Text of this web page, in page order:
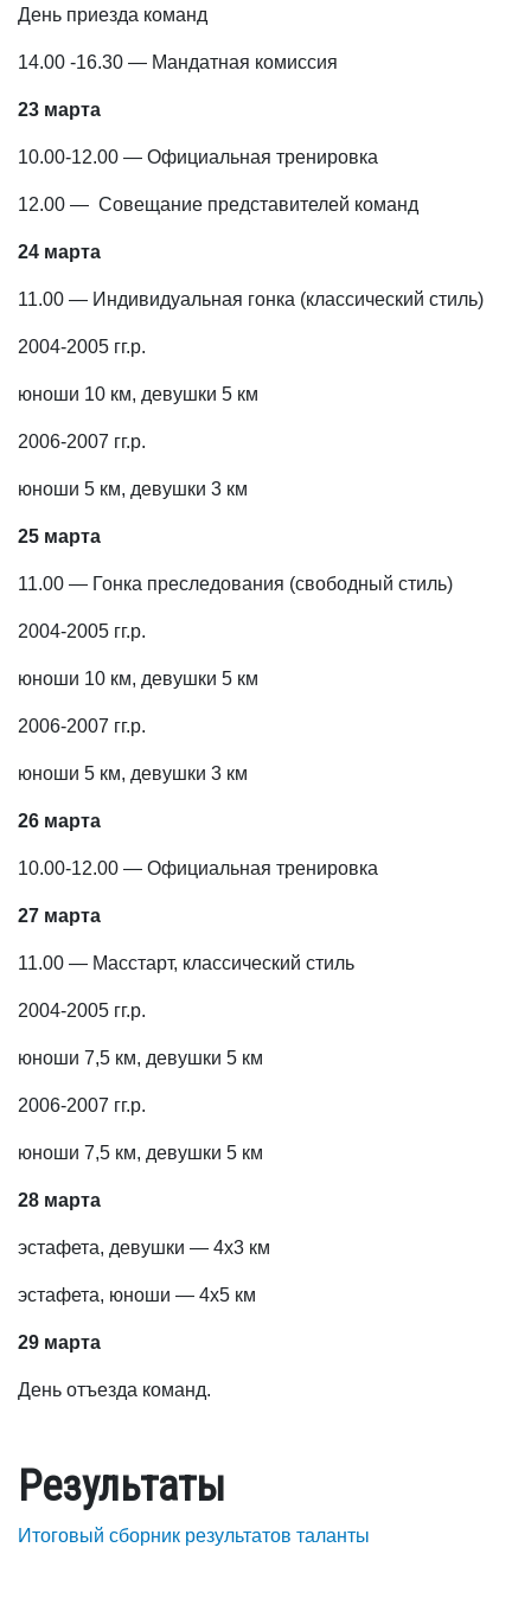
День приезда команд
14.00 -16.30 — Мандатная комиссия
23 марта
10.00-12.00 — Официальная тренировка
12.00 — Совещание представителей команд
24 марта
11.00 — Индивидуальная гонка (классический стиль)
2004-2005 гг.р.
юноши 10 км, девушки 5 км
2006-2007 гг.р.
юноши 5 км, девушки 3 км
25 марта
11.00 — Гонка преследования (свободный стиль)
2004-2005 гг.р.
юноши 10 км, девушки 5 км
2006-2007 гг.р.
юноши 5 км, девушки 3 км
26 марта
10.00-12.00 — Официальная тренировка
27 марта
11.00 — Масстарт, классический стиль
2004-2005 гг.р.
юноши 7,5 км, девушки 5 км
2006-2007 гг.р.
юноши 7,5 км, девушки 5 км
28 марта
эстафета, девушки — 4х3 км
эстафета, юноши — 4х5 км
29 марта
День отъезда команд.
Результаты
Итоговый сборник результатов таланты